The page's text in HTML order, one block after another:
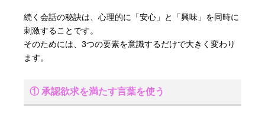
続く会話の秘訣は、心理的に「安心」と「興味」を同時に
刺激することです。
そのためには、3つの要素を意識するだけで大きく変わり
ます。
① 承認欲求を満たす言葉を使う